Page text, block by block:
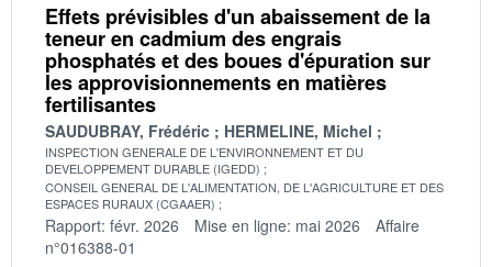
Effets prévisibles d'un abaissement de la
teneur en cadmium des engrais
phosphatés et des boues d'épuration sur
les approvisionnements en matières
fertilisantes
SAUDUBRAY, Frédéric HERMELINE, Michel
INSPECTION GENERALE DE L'ENVIRONNEMENT ET DU
DEVELOPPEMENT DURABLE (IGEDD)
CONSEIL GENERAL DE L'ALIMENTATION, DE L'AGRICULTURE ET DES
ESPACES RURAUX (CGAAER)
Rapport: févr. 2026 Mise en ligne: mai 2026
Affaire
n°016388-01